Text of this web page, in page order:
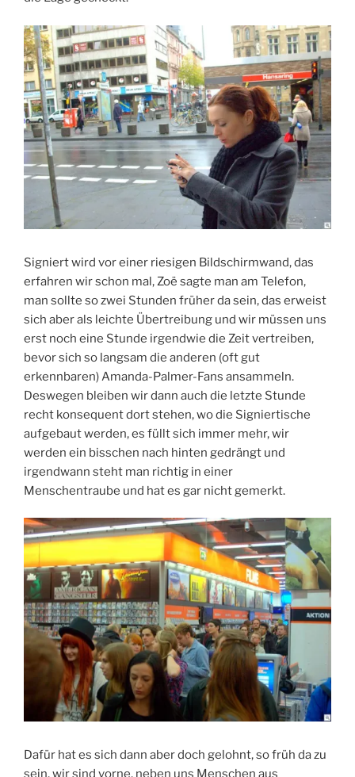
Signiert wird vor einer riesigen Bildschirmwand, das
erfahren wir schon mal, Zoë sagte man am Telefon,
man sollte so zwei Stunden früher da sein, das erweist
sich aber als leichte Übertreibung und wir müssen uns
erst noch eine Stunde irgendwie die Zeit vertreiben,
bevor sich so langsam die anderen (oft gut
erkennbaren) Amanda-Palmer-Fans ansammeln.
Deswegen bleiben wir dann auch die letzte Stunde
recht konsequent dort stehen, wo die Signiertische
aufgebaut werden, es füllt sich immer mehr, wir
werden ein bisschen nach hinten gedrängt und
irgendwann steht man richtig in einer
Menschentraube und hat es gar nicht gemerkt.
Dafür hat es sich dann aber doch gelohnt, so früh da zu
sein, wir sind vorne, neben uns Menschen aus